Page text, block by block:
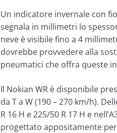
Un indicatore invernale con
segnala in millimetri lo
neve è visibile fino a 4
dovrebbe provvedere alla
pneumatici che offra queste
Il Nokian WR è disponibile
da T a W (190 – 270 km/h).
R 16 H e 225/50 R 17 H e
progettato appositamente